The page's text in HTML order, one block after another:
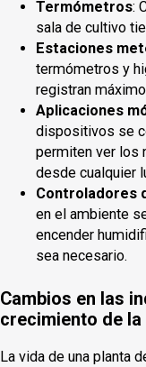
Termómetros:
sala de cultivo
Estaciones
termómetros y
registran
Aplicaciones
dispositivos se
permiten ver los
desde cualquier
Controladores
en el ambiente
encender
sea necesario.
Cambios en las
crecimiento de la
La vida de una planta